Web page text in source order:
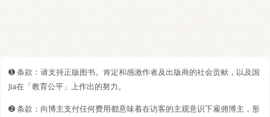
➊️ 条款：请支持正版图书。肯定和感激作者及出版商的社会贡献，以及国
Jia在「教育公平」上作出的努力。
➋️️ 条款：向博主支付任何费用都意味着在访客的主观意识下雇佣博主，形